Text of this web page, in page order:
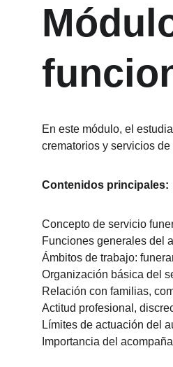
En este módulo, el
crematorios y servicios
Contenidos principales:
Concepto de servicio
Funciones generales del
Ámbitos de trabajo:
Organización básica del
Relación con familias,
Actitud profesional,
Límites de actuación del
Importancia del